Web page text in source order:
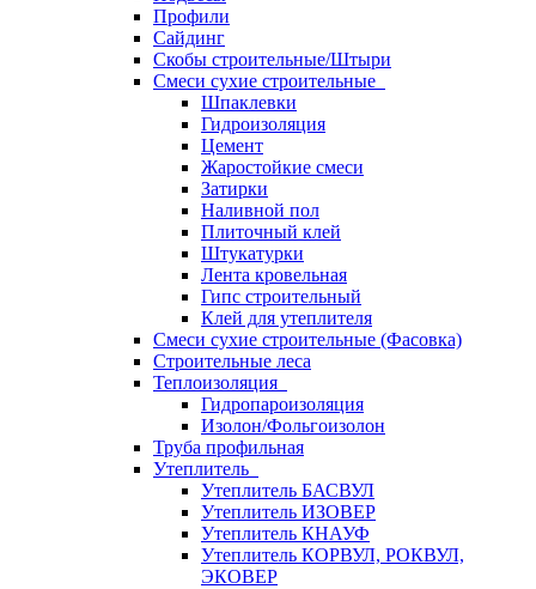
Профили
Сайдинг
Скобы строительные/Штыри
Смеси сухие строительные
Шпаклевки
Гидроизоляция
Цемент
Жаростойкие смеси
Затирки
Наливной пол
Плиточный клей
Штукатурки
Лента кровельная
Гипс строительный
Клей для утеплителя
Смеси сухие строительные (Фасовка)
Строительные леса
Теплоизоляция
Гидропароизоляция
Изолон/Фольгоизолон
Труба профильная
Утеплитель
Утеплитель БАСВУЛ
Утеплитель ИЗОВЕР
Утеплитель КНАУФ
Утеплитель КОРВУЛ, РОКВУЛ,
ЭКОВЕР